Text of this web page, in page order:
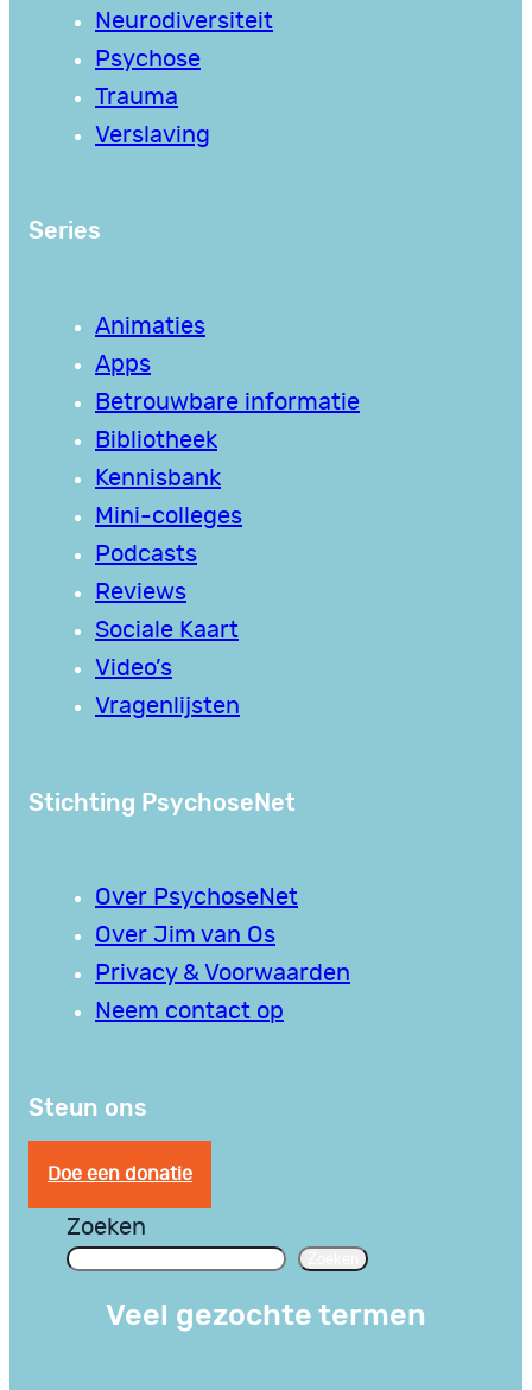
Neurodiversiteit
Psychose
Trauma
Verslaving
Series
Animaties
Apps
Betrouwbare informatie
Bibliotheek
Kennisbank
Mini-colleges
Podcasts
Reviews
Sociale Kaart
Video’s
Vragenlijsten
Stichting PsychoseNet
Over PsychoseNet
Over Jim van Os
Privacy & Voorwaarden
Neem contact op
Steun ons
Doe een donatie
Zoeken
Veel gezochte termen